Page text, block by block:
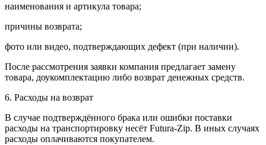
наименования и артикула товара;
причины возврата;
фото или видео, подтверждающих дефект (при наличии).
После рассмотрения заявки компания предлагает замену
товара, доукомплектацию либо возврат денежных средств.
6. Расходы на возврат
В случае подтверждённого брака или ошибки поставки
расходы на транспортировку несёт Futura-Zip. В иных случаях
расходы оплачиваются покупателем.